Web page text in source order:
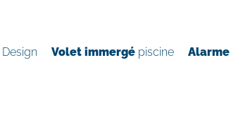
Design Volet immergé piscine Alarme